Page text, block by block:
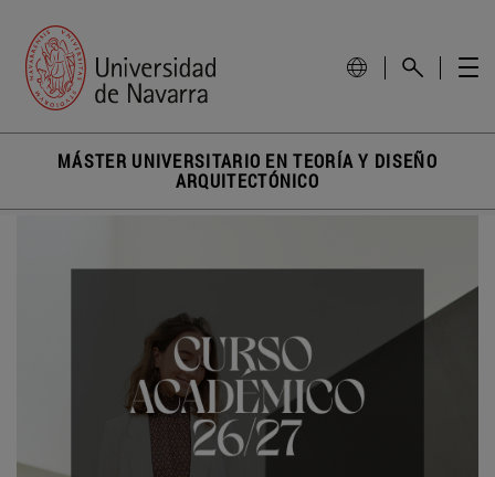
MÁSTER UNIVERSITARIO EN TEORÍA Y DISEÑO
ARQUITECTÓNICO